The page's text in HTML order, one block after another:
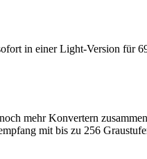
in einer Light-Version für
mehr Konvertern
mit bis zu 256